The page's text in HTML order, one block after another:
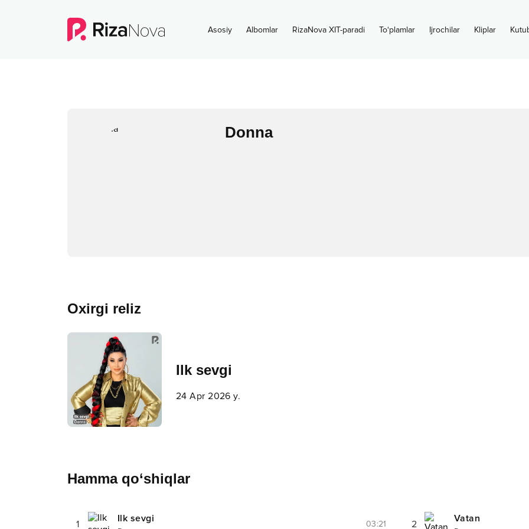
Asosiy Albomlar RizaNova XIT-paradi To‘plamlar Ijrochilar Kliplar
Donna
Oxirgi reliz
Ilk sevgi
24 Apr 2026 y.
Hamma qo‘shiqlar
1 Ilk sevgi 03:21 2 Vatan